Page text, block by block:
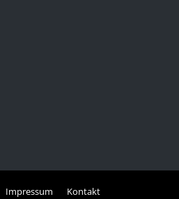
Impressum Kontakt